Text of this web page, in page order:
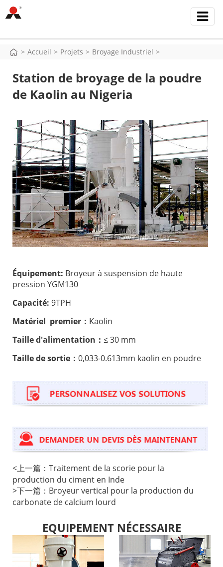
> Accueil > Projets > Broyage Industriel >
Station de broyage de la poudre
de Kaolin au Nigeria
Équipement: Broyeur à suspension de haute
pression YGM130
Capacité: 9TPH
Matériel premier： Kaolin
Taille d'alimentation： ≤ 30 mm
Taille de sortie： 0,033-0.613mm kaolin en poudre
<上一篇： Traitement de la scorie pour la
production du ciment en Inde
>下一篇： Broyeur vertical pour la production du
carbonate de calcium lourd
EQUIPEMENT NÉCESSAIRE